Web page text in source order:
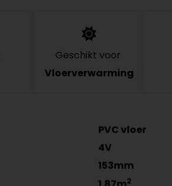
Geschikt voor
Vloerverwarming
PVC vloer
4V
153mm
2